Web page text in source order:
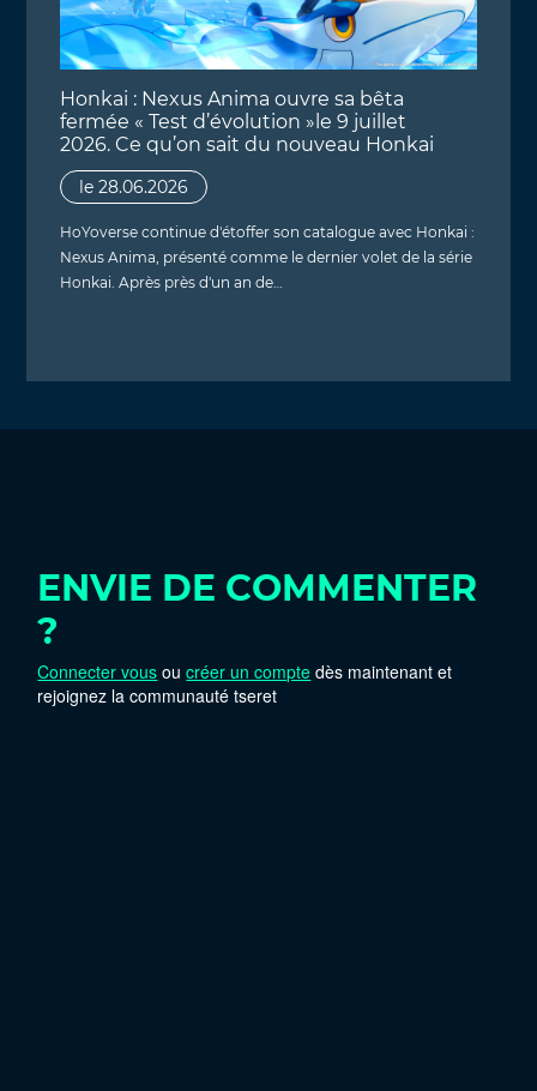
Honkai : Nexus Anima ouvre sa bêta
fermée « Test d’évolution »le 9 juillet
2026. Ce qu’on sait du nouveau Honkai
le 28.06.2026
HoYoverse continue d'étoffer son catalogue avec Honkai :
Nexus Anima, présenté comme le dernier volet de la série
Honkai. Après près d'un an de…
ENVIE DE COMMENTER
?
Connecter vous oucréer un compte dès maintenant et
rejoignez la communauté tseret